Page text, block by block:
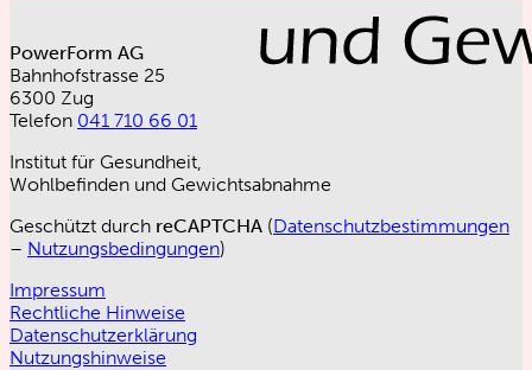
PowerForm AG
Bahnhofstrasse 25
6300 Zug
Telefon 041 710 66 01
Institut für Gesundheit,
Wohlbefinden und Gewichtsabnahme
Geschützt durch reCAPTCHA (Datenschutzbestimmungen
– Nutzungsbedingungen)
Impressum
Rechtliche Hinweise
Datenschutzerklärung
Nutzungshinweise